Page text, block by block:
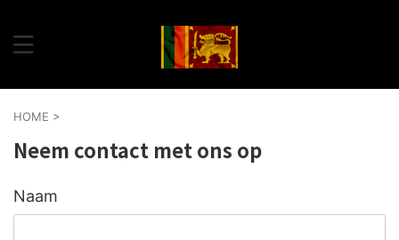
HOME >
Neem contact met ons op
Naam